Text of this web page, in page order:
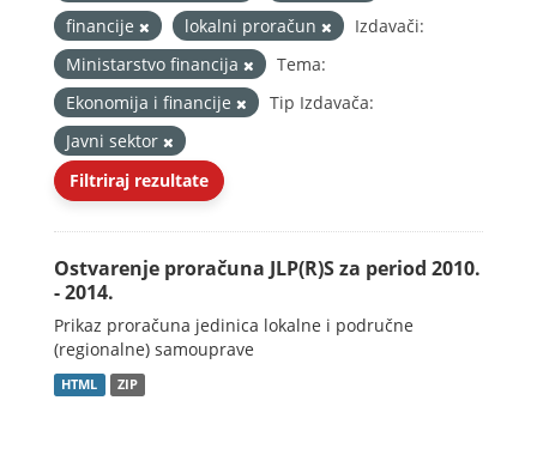
financije
lokalni proračun
Izdavači:
Ministarstvo financija
Tema:
Ekonomija i financije
Tip Izdavača:
Javni sektor
Filtriraj rezultate
Ostvarenje proračuna JLP(R)S za period 2010.
- 2014.
Prikaz proračuna jedinica lokalne i područne
(regionalne) samouprave
HTML ZIP